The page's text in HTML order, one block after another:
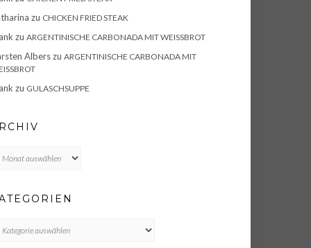
zu CHICKEN FRIED STEAK
zu ARGENTINISCHE CARBONADA MIT WEISSBROT
Alberszu ARGENTINISCHE CARBONADA MIT
zu GULASCHSUPPE